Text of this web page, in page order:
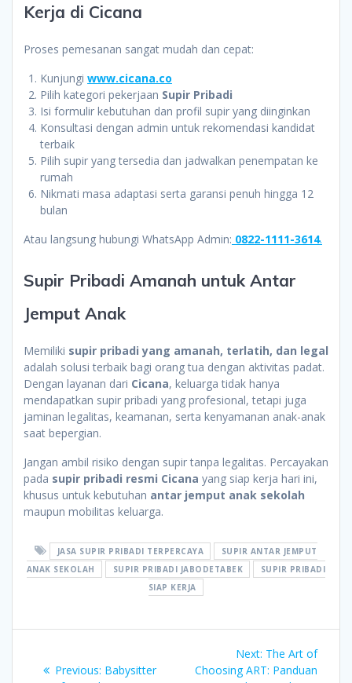
Kerja di Cicana
Proses pemesanan sangat mudah dan cepat:
Kunjungi www.cicana.co
Pilih kategori pekerjaan Supir Pribadi
Isi formulir kebutuhan dan profil supir yang diinginkan
Konsultasi dengan admin untuk rekomendasi kandidat
terbaik
Pilih supir yang tersedia dan jadwalkan penempatan ke
rumah
Nikmati masa adaptasi serta garansi penuh hingga 12
bulan
Atau langsung hubungi WhatsApp Admin: 0822-1111-3614.
Supir Pribadi Amanah untuk Antar
Jemput Anak
Memiliki supir pribadi yang amanah, terlatih, dan legal
adalah solusi terbaik bagi orang tua dengan aktivitas padat.
Dengan layanan dari Cicana, keluarga tidak hanya
mendapatkan supir pribadi yang profesional, tetapi juga
jaminan legalitas, keamanan, serta kenyamanan anak-anak
saat bepergian.
Jangan ambil risiko dengan supir tanpa legalitas. Percayakan
pada supir pribadi resmi Cicana yang siap kerja hari ini,
khusus untuk kebutuhan antar jemput anak sekolah
maupun mobilitas keluarga.
JASA SUPIR PRIBADI TERPERCAYA
SUPIR ANTAR JEMPUT
ANAK SEKOLAH
SUPIR PRIBADI JABODETABEK
SUPIR PRIBADI
SIAP KERJA
navigation
Previous: Previous
Babysitter
Next: Next
post:
The Art of
Choosing ART: Panduan